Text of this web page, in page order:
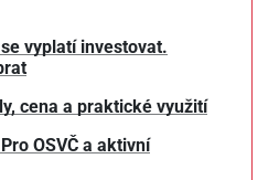
vyplatí investovat.
cena a praktické využití
OSVČ a aktivní